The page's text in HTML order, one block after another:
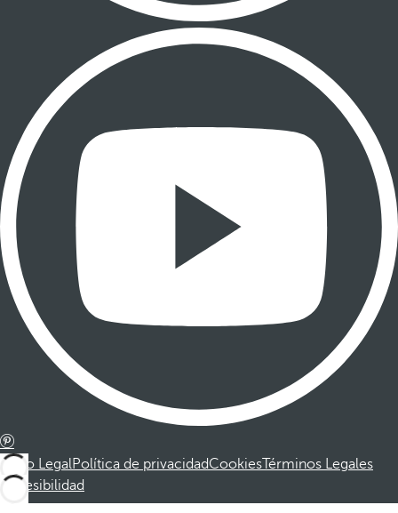
Aviso LegalPolítica de privacidadCookiesTérminos Legales
Accesibilidad